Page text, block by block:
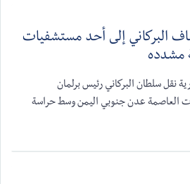
البركاني إلى أحد مستشفيات
مشدده
نقل سلطان البركاني رئيس برلمان
العاصمة عدن جنوبي اليمن وسط حراسة